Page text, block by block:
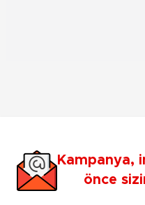
Kampanya,
önce